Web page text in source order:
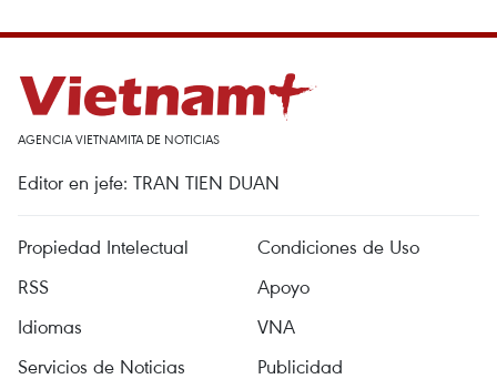
AGENCIA VIETNAMITA DE NOTICIAS
Editor en jefe: TRAN TIEN DUAN
Propiedad Intelectual
Condiciones de Uso
RSS
Apoyo
Idiomas
VNA
Servicios de Noticias
Publicidad